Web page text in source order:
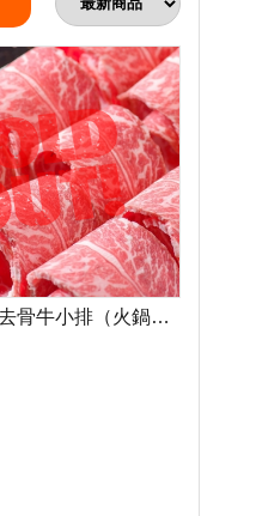
Choice二級去骨牛小排（火鍋片）10盎司(300g)